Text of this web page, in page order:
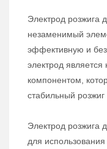
Электрод розжига
незаменимый
эффективную и
электрод
компонентом,
стабильный розжиг
Электрод розжига
для